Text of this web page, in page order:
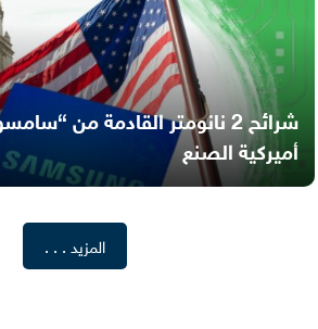
شرائح 2 نانومتر القادمة من
أميركية الصنع
المزيد . . .